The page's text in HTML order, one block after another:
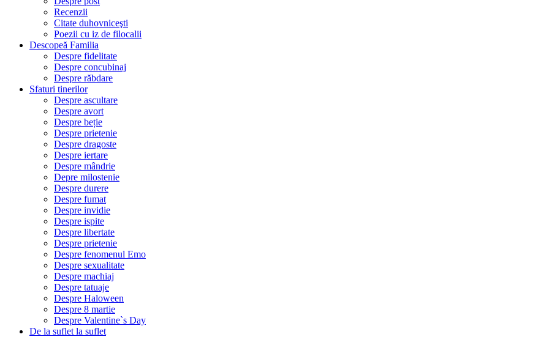
Recenzii
Citate duhovniceşti
Poezii cu iz de filocalii
Descopeă Familia
Despre fidelitate
Despre concubinaj
Despre răbdare
Sfaturi tinerilor
Despre ascultare
Despre avort
Despre beție
Despre prietenie
Despre dragoste
Despre iertare
Despre mândrie
Depre milostenie
Despre durere
Despre fumat
Despre invidie
Despre ispite
Despre libertate
Despre prietenie
Despre fenomenul Emo
Despre sexualitate
Despre machiaj
Despre tatuaje
Despre Haloween
Despre 8 martie
Despre Valentine`s Day
De la suflet la suflet